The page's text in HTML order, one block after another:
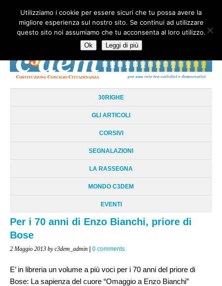
HOME CHI SIAMO LA RETE LE RADICI DOCUMENTAZIONE
AREE TEMATICHE
30RIGHE
GLI ARTICOLI
CORSIVI
SEGNALAZIONI
LA RASSEGNA
MONDO C3DEM
EVENTI
Per i 70 anni di Enzo Bianchi, priore di
Bose
2 Maggio 2013 by c3dem_admin | 0 comments
E’ in libreria un volume a più voci per i 70 anni del priore di
Bose: La sapienza del cuore “Omaggio a Enzo Bianchi”
Utilizziamo i cookie per essere sicuri che tu possa avere la
migliore esperienza sul nostro sito. Se continui ad utilizzare
questo sito noi assumiamo che tu acconsenta al loro utilizzo.
Ok Leggi di più